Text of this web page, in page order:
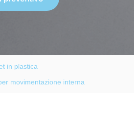
in plastica
movimentazione interna